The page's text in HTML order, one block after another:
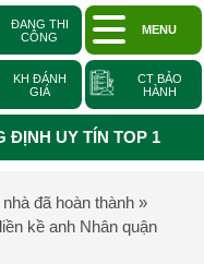
ĐANG THI
CÔNG
MENU
KH ĐÁNH
GIÁ
CT BẢO
HÀNH
ĐỊNH UY TÍN TOP 1
đã hoàn thành »
kề anh Nhân quận